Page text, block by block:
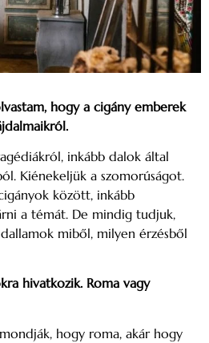
hogy a cigány emberek
inkább dalok által
Kiénekeljük a szomorúságot.
között, inkább
a témát. De mindig tudjuk,
miből, milyen érzésből
hivatkozik. Roma vagy
hogy roma, akár hogy